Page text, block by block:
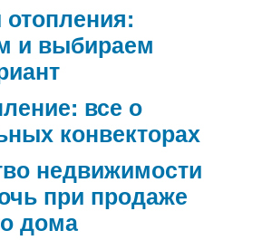
и выбираем
все о
конвекторах
недвижимости
при продаже
дома